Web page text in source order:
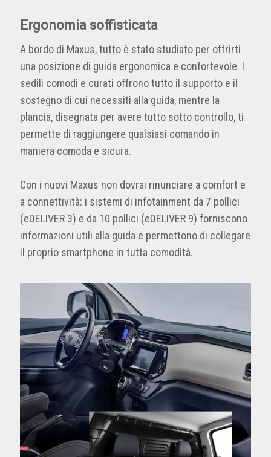
Ergonomia soffisticata
A bordo di Maxus, tutto è stato studiato per offrirti
una posizione di guida ergonomica e confortevole. I
sedili comodi e curati offrono tutto il supporto e il
sostegno di cui necessiti alla guida, mentre la
plancia, disegnata per avere tutto sotto controllo, ti
permette di raggiungere qualsiasi comando in
maniera comoda e sicura.
Con i nuovi Maxus non dovrai rinunciare a comfort e
a connettività: i sistemi di infotainment da 7 pollici
(eDELIVER 3) e da 10 pollici (eDELIVER 9) forniscono
informazioni utili alla guida e permettono di collegare
il proprio smartphone in tutta comodità.